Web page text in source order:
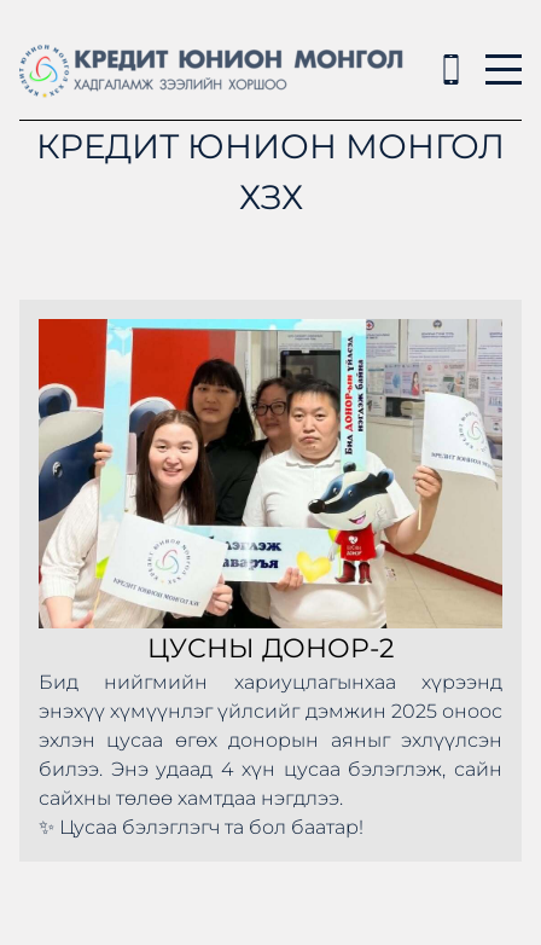
КРЕДИТ ЮНИОН МОНГОЛ
ХЗХ
ЦУСНЫ ДОНОР-2
Бид нийгмийн хариуцлагынхаа хүрээнд
энэхүү хүмүүнлэг үйлсийг дэмжин 2025 оноос
эхлэн цусаа өгөх донорын аяныг эхлүүлсэн
билээ. Энэ удаад 4 хүн цусаа бэлэглэж, сайн
сайхны төлөө хамтдаа нэгдлээ.
✨ Цусаа бэлэглэгч та бол баатар!